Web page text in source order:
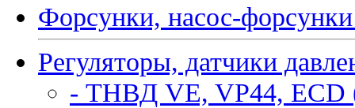
Форсунки, насос-
Регуляторы, датчики
- ТНВД VE, VP44, ECD